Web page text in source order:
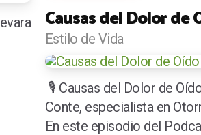
Causas del Dolor de
Estilo de Vida
🎙️ Causas del Dolor de
Conte, especialista en
En este episodio del